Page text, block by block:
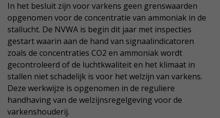
In het besluit zijn voor varkens geen grenswaarden
opgenomen voor de concentratie van ammoniak in de
stallucht. De NVWA is begin dit jaar met inspecties
gestart waarin aan de hand van signaalindicatoren
zoals de concentraties CO2 en ammoniak wordt
gecontroleerd of de luchtkwaliteit en het klimaat in
stallen niet schadelijk is voor het welzijn van varkens.
Deze werkwijze is opgenomen in de reguliere
handhaving van de welzijnsregelgeving voor de
varkenshouderij.